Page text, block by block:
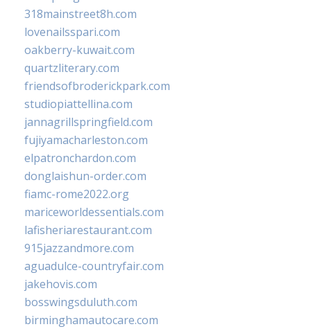
318mainstreet8h.com
lovenailsspari.com
oakberry-kuwait.com
quartzliterary.com
friendsofbroderickpark.com
studiopiattellina.com
jannagrillspringfield.com
fujiyamacharleston.com
elpatronchardon.com
donglaishun-order.com
fiamc-rome2022.org
mariceworldessentials.com
lafisheriarestaurant.com
915jazzandmore.com
aguadulce-countryfair.com
jakehovis.com
bosswingsduluth.com
birminghamautocare.com